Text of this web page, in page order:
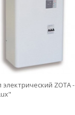
электрический ZOTA -